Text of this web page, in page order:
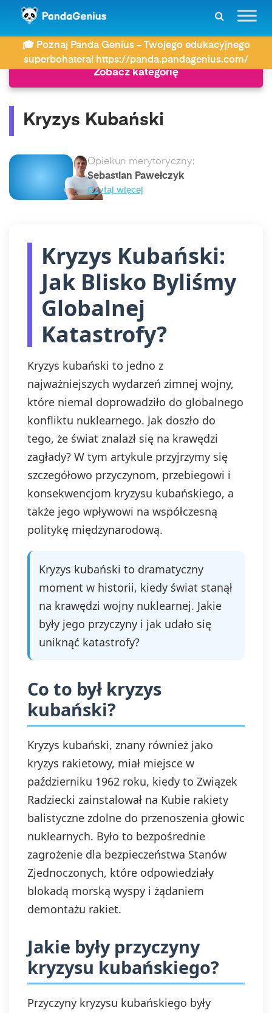
🎓 Poznaj Panda Genius – Twojego edukacyjnego
superbohatera! https://panda.pandagenius.com/
ZDAY Historia Kryzys Kubański
Zobacz kategorię
Kryzys Kubański
Opiekun merytoryczny:
Sebastian Pawełczyk
Czytaj więcej
Kryzys Kubański:
Jak Blisko Byliśmy
Globalnej
Katastrofy?
Kryzys kubański to jedno z
najważniejszych wydarzeń zimnej wojny,
które niemal doprowadziło do globalnego
konfliktu nuklearnego. Jak doszło do
tego, że świat znalazł się na krawędzi
zagłady? W tym artykule przyjrzymy się
szczegółowo przyczynom, przebiegowi i
konsekwencjom kryzysu kubańskiego, a
także jego wpływowi na współczesną
politykę międzynarodową.
Kryzys kubański to dramatyczny
moment w historii, kiedy świat stanął
na krawędzi wojny nuklearnej. Jakie
były jego przyczyny i jak udało się
uniknąć katastrofy?
Co to był kryzys
kubański?
Kryzys kubański, znany również jako
kryzys rakietowy, miał miejsce w
październiku 1962 roku, kiedy to Związek
Radziecki zainstalował na Kubie rakiety
balistyczne zdolne do przenoszenia głowic
nuklearnych. Było to bezpośrednie
zagrożenie dla bezpieczeństwa Stanów
Zjednoczonych, które odpowiedziały
blokadą morską wyspy i żądaniem
demontażu rakiet.
Jakie były przyczyny
kryzysu kubańskiego?
Przyczyny kryzysu kubańskiego były